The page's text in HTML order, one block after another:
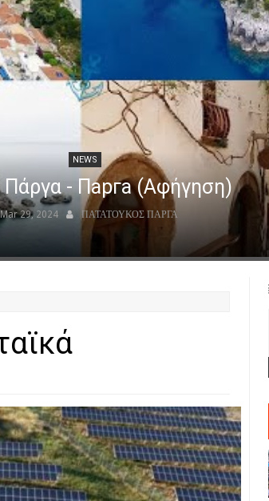
NEWS
Πάργα - Парга (Αφήγηση)
Mar 29, 2024 ΠΑΤΑΤΟΥΚΟΣ ΠΑΡΓΑ